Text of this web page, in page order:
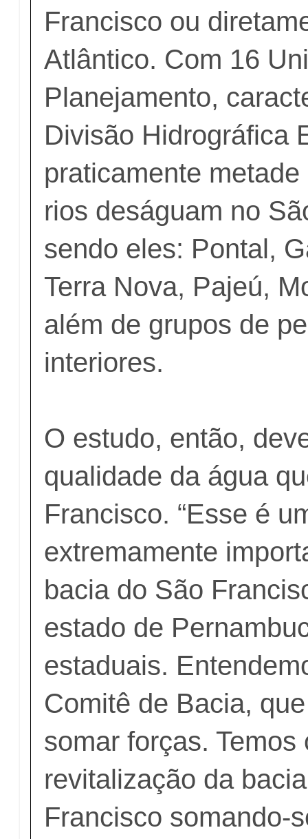
Francisco ou
Atlântico. Com 16
Planejamento,
Divisão Hidrográfica
praticamente
rios deságuam no
sendo eles: Pontal,
Terra Nova, Pajeú,
além de grupos de
interiores.
O estudo, então,
qualidade da água
Francisco. “Esse é
extremamente
bacia do São
estado de
estaduais.
Comitê de Bacia,
somar forças. Temos
revitalização da
Francisco somando-